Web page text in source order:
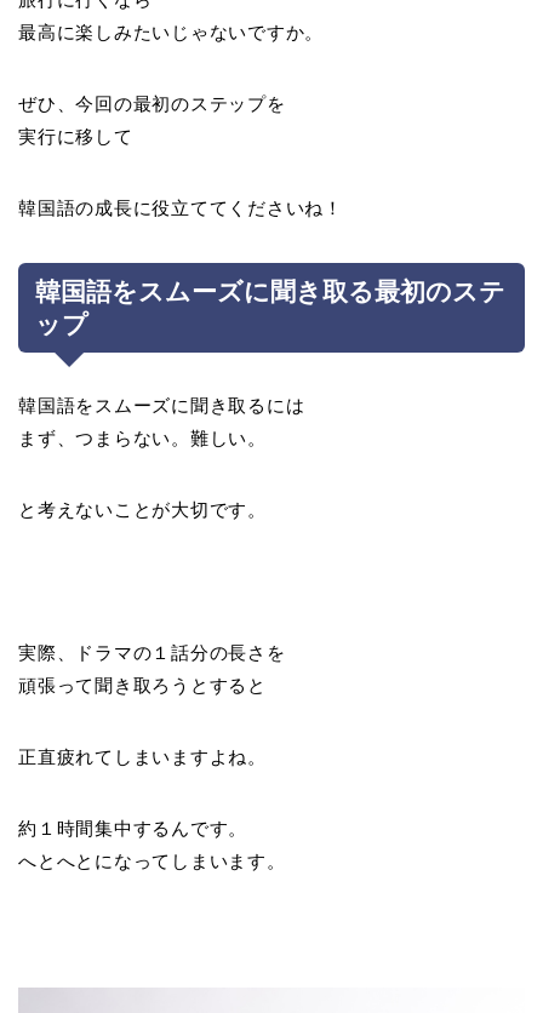
最高に楽しみたいじゃないですか。
ぜひ、今回の最初のステップを
実行に移して
韓国語の成長に役立ててくださいね！
韓国語をスムーズに聞き取る最初のステ
ップ
韓国語をスムーズに聞き取るには
まず、つまらない。難しい。
と考えないことが大切です。
実際、ドラマの１話分の長さを
頑張って聞き取ろうとすると
正直疲れてしまいますよね。
約１時間集中するんです。
へとへとになってしまいます。